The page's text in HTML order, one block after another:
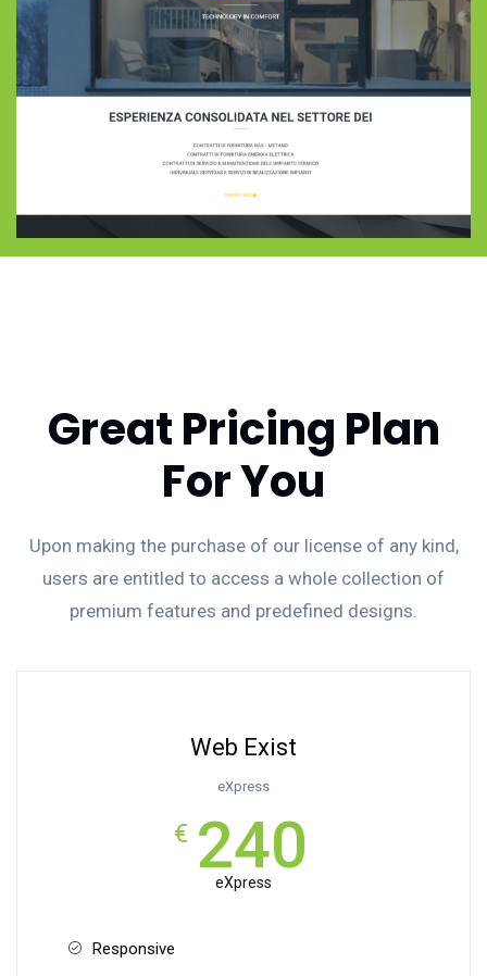
Great Pricing Plan
For You
Upon making the purchase of our license of any kind,
users are entitled to access a whole collection of
premium features and predefined designs.
Web Exist
eXpress
€ 240
eXpress
Responsive